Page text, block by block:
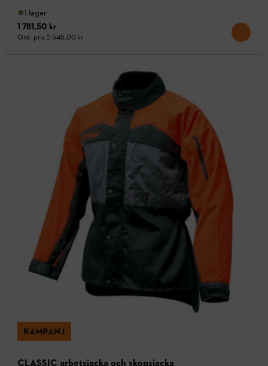
I lager
1 781,50 kr
Ord. pris 2 545,00 kr
KAMPANJ
CLASSIC arbetsjacka och skogsjacka